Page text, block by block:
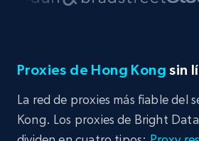
Proxies de Hong Kong sin
La red de proxies más fiable del
Kong. Los proxies de Bright